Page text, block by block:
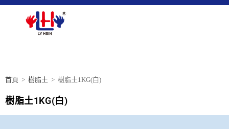
首頁 > 樹脂土 > 樹脂土1KG(白)
樹脂土1KG(白)